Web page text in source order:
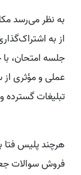
به نظر می‌رسد
از به
جلسه امتحان،
عملی و مؤثری
تبلیغات
هرچند پلیس فتا
فروش سوالات